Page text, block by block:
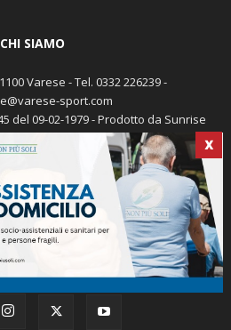
X
CHI SIAMO
Varese - Tel. 0332 226239 -
sport.com
del 09-02-1979 - Prodotto da Sunrise
Michele Marocco -Cookie policy
Pubblicità
sport.com
SEGUICI